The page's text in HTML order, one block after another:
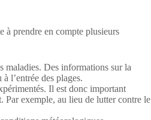
à prendre en compte plusieurs
maladies. Des informations sur la
l’entrée des plages.
Il est donc important
Par exemple, au lieu de lutter contre le